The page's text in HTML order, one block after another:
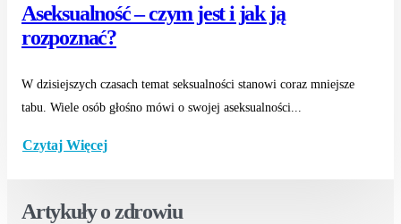
Aseksualność – czym jest i jak ją
rozpoznać?
W dzisiejszych czasach temat seksualności stanowi coraz mniejsze
tabu. Wiele osób głośno mówi o swojej aseksualności...
Czytaj Więcej
Artykuły o zdrowiu